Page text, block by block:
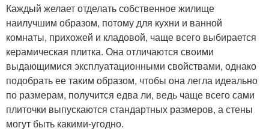
Каждый желает отделать собственное жилище
наилучшим образом, потому для кухни и ванной
комнаты, прихожей и кладовой, чаще всего выбирается
керамическая плитка. Она отличаются своими
выдающимися эксплуатационными свойствами, однако
подобрать ее таким образом, чтобы она легла идеально
по размерам, получится едва ли, ведь чаще всего сами
плиточки выпускаются стандартных размеров, а стены
могут быть какими-угодно.